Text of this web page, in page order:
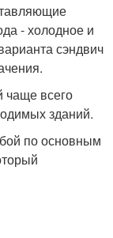
- холодное и
сэндвич
чаще всего
зданий.
по основным